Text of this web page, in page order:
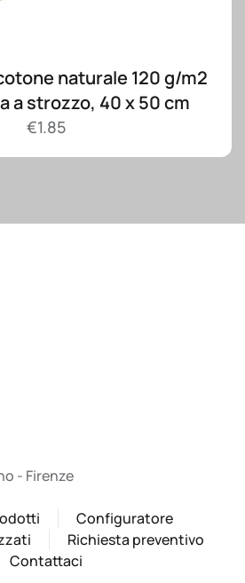
naturale 120 g/m2
a strozzo, 40 x 50 cm
€1.85
- Firenze
Configuratore
Richiesta preventivo
Contattaci